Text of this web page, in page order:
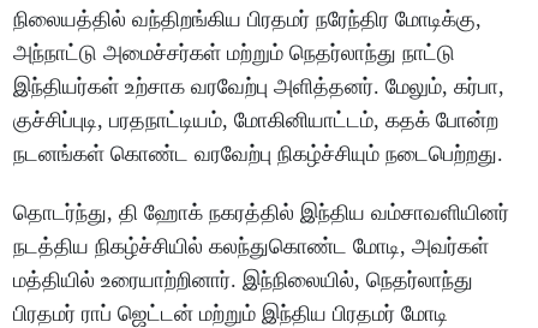
நிலையத்தில் வந்திறங்கிய பிரதமர் நரேந்திர மோடிக்கு,
அந்நாட்டு அமைச்சர்கள் மற்றும் நெதர்லாந்து நாட்டு
இந்தியர்கள் உற்சாக வரவேற்பு அளித்தனர். மேலும், கர்பா,
குச்சிப்புடி, பரதநாட்டியம், மோகினியாட்டம், கதக் போன்ற
நடனங்கள் கொண்ட வரவேற்பு நிகழ்ச்சியும் நடைபெற்றது.
தொடர்ந்து, தி ஹோக் நகரத்தில் இந்திய வம்சாவளியினர்
நடத்திய நிகழ்ச்சியில் கலந்துகொண்ட மோடி, அவர்கள்
மத்தியில் உரையாற்றினார். இந்நிலையில், நெதர்லாந்து
பிரதமர் ராப் ஜெட்டன் மற்றும் இந்திய பிரதமர் மோடி